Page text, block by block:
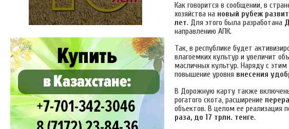
Как говорится в сообщении, в
хозяйства на новый рубеж
лет. Для этого была разработана
направлению АПК.
Так, в республике будет
влагоемких культур и увеличит
масличных культур. Наряду с
повышение уровня внесения
В Дорожную карту также
рогатого скота, расширение
объектов. В целом ее реализация
раза, до 17 трлн. тенге.